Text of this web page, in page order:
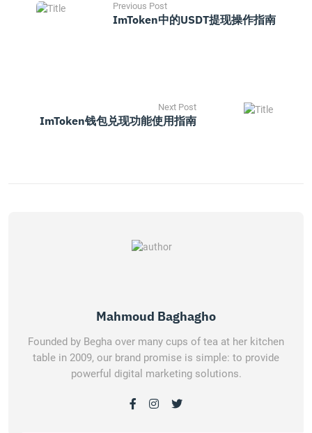
Previous Post
ImToken中的USDT提现操作指南
Next Post
ImToken钱包兑现功能使用指南
Mahmoud Baghagho
Founded by Begha over many cups of tea at her kitchen
table in 2009, our brand promise is simple: to provide
powerful digital marketing solutions.